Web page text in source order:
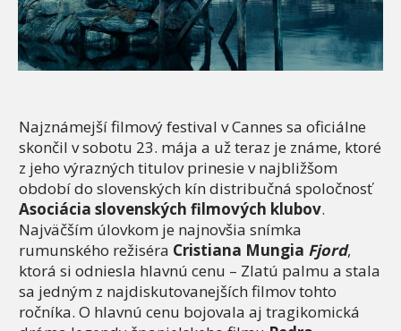
Najznámejší filmový festival v Cannes sa oficiálne
skončil v sobotu 23. mája a už teraz je známe, ktoré
z jeho výrazných titulov prinesie v najbližšom
období do slovenských kín distribučná spoločnosť
Asociácia slovenských filmových klubov.
Najväčším úlovkom je najnovšia snímka
rumunského režiséra Cristiana Mungia Fjord,
ktorá si odniesla hlavnú cenu – Zlatú palmu a stala
sa jedným z najdiskutovanejších filmov tohto
ročníka. O hlavnú cenu bojovala aj tragikomická